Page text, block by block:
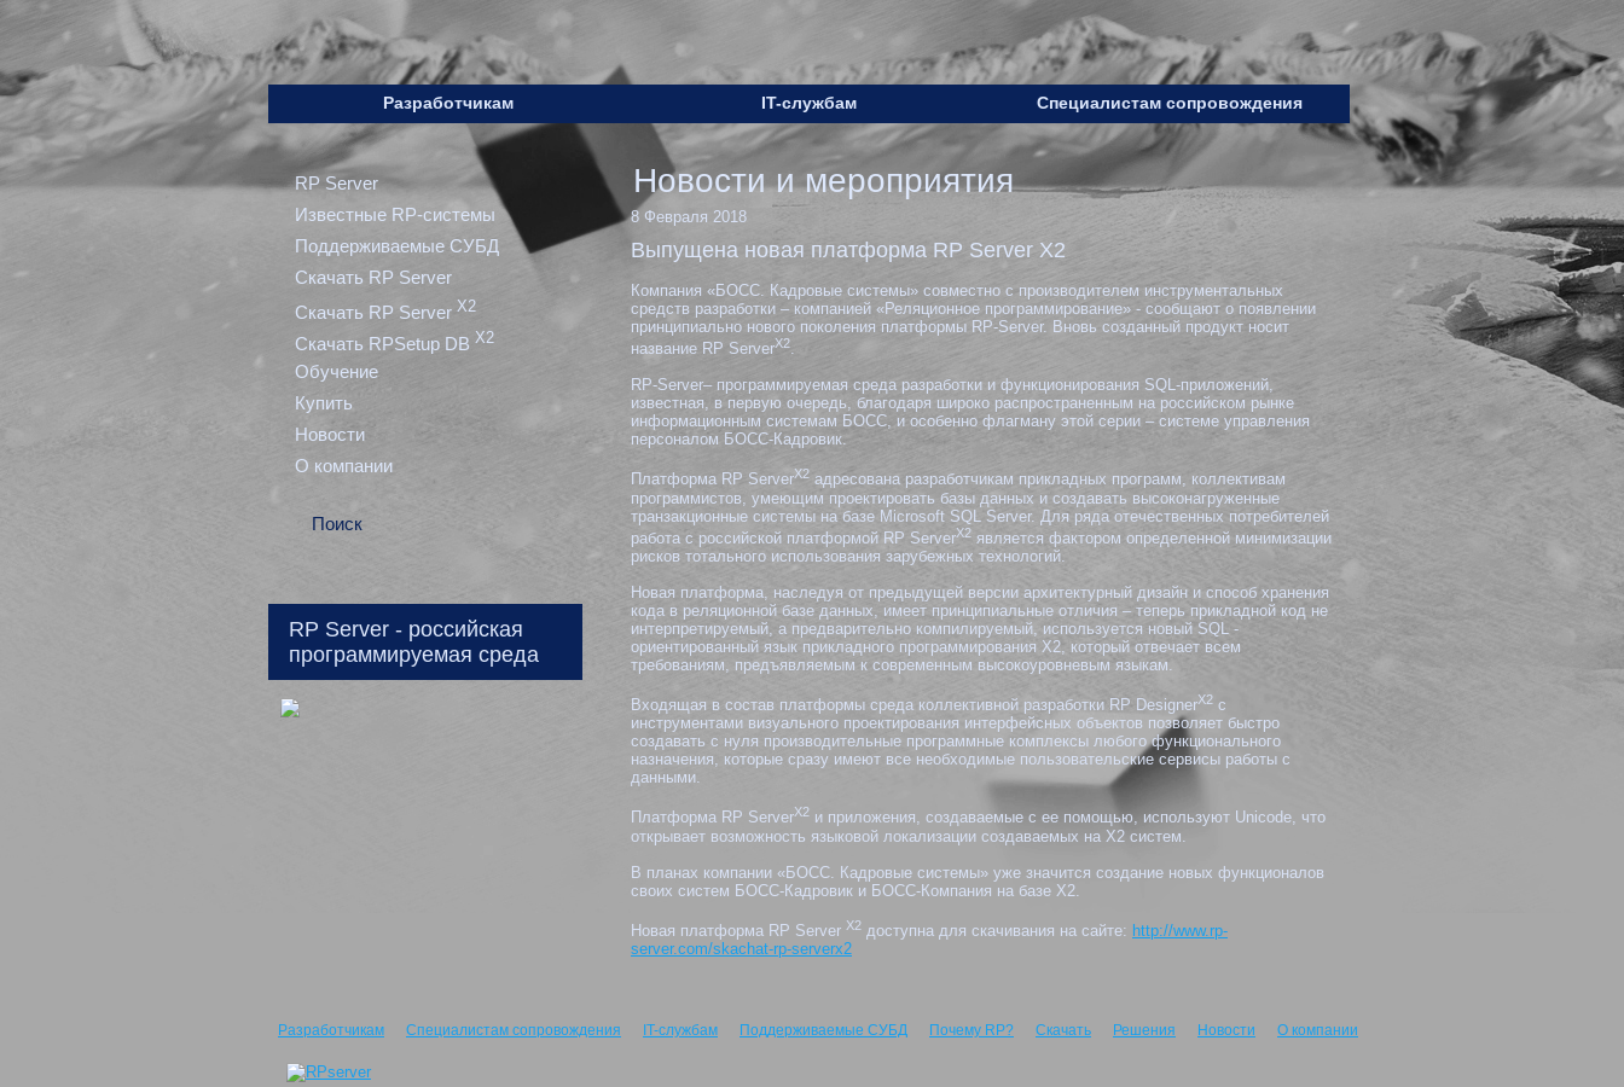
Разработчикам IT-службам Специалистам сопровождения
Новости и мероприятия
8 Февраля 2018
Выпущена новая платформа RP Server X2
Компания «БОСС. Кадровые системы» совместно с производителем инструментальных
средств разработки – компанией «Реляционное программирование» - сообщают о появлении
принципиально нового поколения платформы RP-Server. Вновь созданный продукт носит
название RP ServerX2.
RP-Server– программируемая среда разработки и функционирования SQL-приложений,
известная, в первую очередь, благодаря широко распространенным на российском рынке
информационным системам БОСС, и особенно флагману этой серии – системе управления
персоналом БОСС-Кадровик.
Платформа RP ServerX2 адресована разработчикам прикладных программ, коллективам
программистов, умеющим проектировать базы данных и создавать высоконагруженные
транзакционные системы на базе Microsoft SQL Server. Для ряда отечественных потребителей
работа с российской платформой RP ServerX2 является фактором определенной минимизации
рисков тотального использования зарубежных технологий.
Новая платформа, наследуя от предыдущей версии архитектурный дизайн и способ хранения
кода в реляционной базе данных, имеет принципиальные отличия – теперь прикладной код не
интерпретируемый, а предварительно компилируемый, используется новый SQL -
ориентированный язык прикладного программирования X2, который отвечает всем
требованиям, предъявляемым к современным высокоуровневым языкам.
Входящая в состав платформы среда коллективной разработки RP DesignerX2 с
инструментами визуального проектирования интерфейсных объектов позволяет быстро
создавать с нуля производительные программные комплексы любого функционального
назначения, которые сразу имеют все необходимые пользовательские сервисы работы с
данными.
Платформа RP ServerX2 и приложения, создаваемые с ее помощью, используют Unicode, что
открывает возможность языковой локализации создаваемых на X2 систем.
В планах компании «БОСС. Кадровые системы» уже значится создание новых функционалов
своих систем БОСС-Кадровик и БОСС-Компания на базе Х2.
Новая платформа RP Server X2 доступна для скачивания на сайте: http://www.rp-
server.com/skachat-rp-serverx2
RP Server
Известные RP-системы
Поддерживаемые СУБД
Скачать RP Server
Скачать RP Server X2
Скачать RPSetup DB X2
Обучение
Купить
Новости
О компании
RP Server - российская
программируемая среда
Разработчикам Специалистам сопровождения IT-службам Поддерживаемые СУБД Почему RP? Скачать Решения Новости О компании